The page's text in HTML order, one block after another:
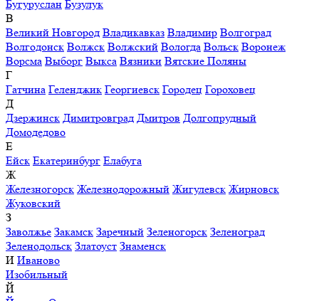
Бугуруслан Бузулук
В
Великий Новгород Владикавказ Владимир Волгоград
Волгодонск Волжск Волжский Вологда Вольск Воронеж
Ворсма Выборг Выкса Вязники Вятские Поляны
Г
Гатчина Геленджик Георгиевск Городец Гороховец
Д
Дзержинск Димитровград Дмитров Долгопрудный
Домодедово
Е
Ейск Екатеринбург Елабуга
Ж
Железногорск Железнодорожный Жигулевск Жирновск
Жуковский
З
Заволжье Закамск Заречный Зеленогорск Зеленоград
Зеленодольск Златоуст Знаменск
И Иваново
Изобильный
Й